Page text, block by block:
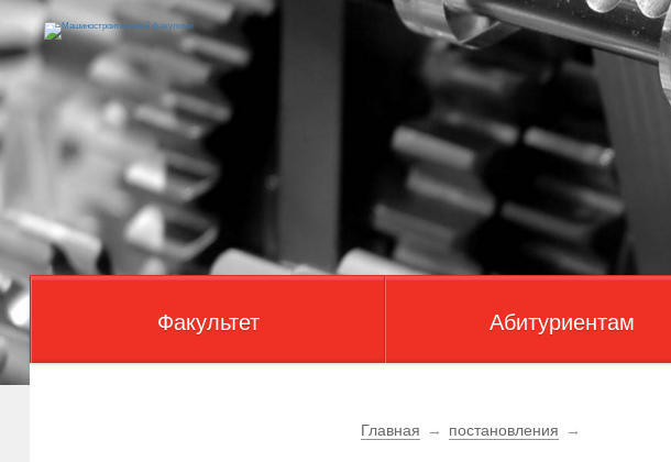
Факультет Абитуриентам
Главная → постановления →